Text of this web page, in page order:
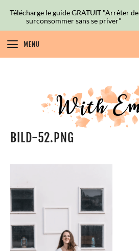
MENU
BILD-52.PNG
Télécharge le guide GRATUIT "Arrêter de
surconsommer sans se priver"